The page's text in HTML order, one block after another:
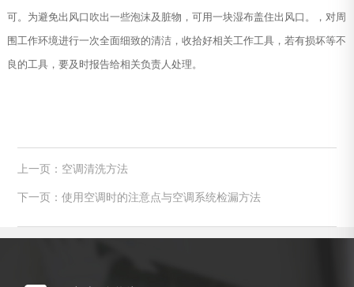
可。为避免出风口吹出一些泡沫及脏物，可用一块湿布盖住出风口。，对周
围工作环境进行一次全面细致的清洁，收拾好相关工作工具，若有损坏等不
良的工具，要及时报告给相关负责人处理。
上一页：空调清洗方法
下一页：使用空调时的注意点与空调系统检漏方法